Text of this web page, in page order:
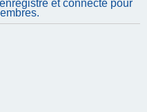
et connecté pour